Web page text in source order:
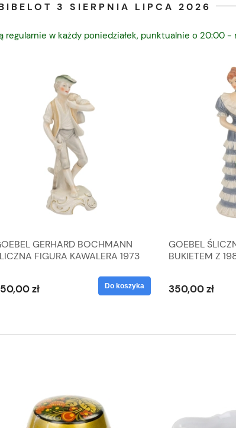
3 SIERPNIA LIPCA 2026
w każdy poniedziałek, punktualnie o 20:00
GERHARD BOCHMANN
FIGURA KAWALERA 1973
zł Do koszyka
GOEBEL
BUKIETEM Z
350,00 zł